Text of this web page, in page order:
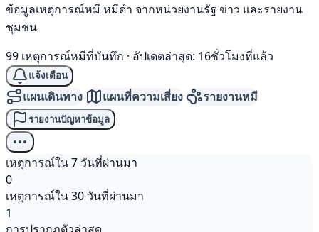
ข้อมูลเหตุการณ์หมี หมีดำ จากหน่วยงานรัฐ ข่าว และรายงาน
ชุมชน
99 เหตุการณ์หมีที่บันทึก · อัปเดตล่าสุด: 16ชั่วโมงที่แล้ว
แจ้งเตือน
แผนเดินทาง แผนที่ความเสี่ยง รายงานหมี
รายงานปัญหาข้อมูล
เหตุการณ์ใน 7 วันที่ผ่านมา
0
เหตุการณ์ใน 30 วันที่ผ่านมา
1